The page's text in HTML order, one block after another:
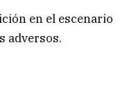
en el escenario
adversos.